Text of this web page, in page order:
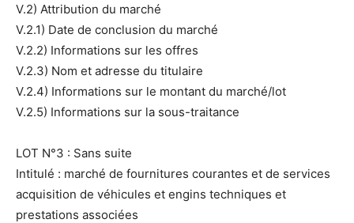
V.2) Attribution du marché
V.2.1) Date de conclusion du marché
V.2.2) Informations sur les offres
V.2.3) Nom et adresse du titulaire
V.2.4) Informations sur le montant du marché/lot
V.2.5) Informations sur la sous-traitance
LOT N°3 : Sans suite
Intitulé : marché de fournitures courantes et de services
acquisition de véhicules et engins techniques et
prestations associées